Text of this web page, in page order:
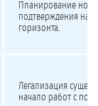
Планирование
подтверждения
горизонта.
Легализация
начало работ с